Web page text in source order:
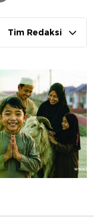
Tim Redaksi